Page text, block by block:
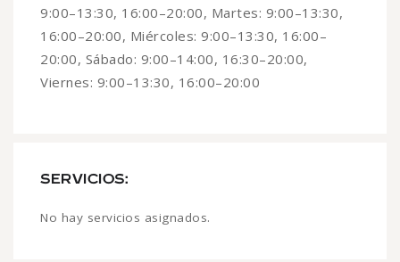
9:00–13:30, 16:00–20:00, Martes: 9:00–13:30,
16:00–20:00, Miércoles: 9:00–13:30, 16:00–
20:00, Sábado: 9:00–14:00, 16:30–20:00,
Viernes: 9:00–13:30, 16:00–20:00
SERVICIOS:
No hay servicios asignados.